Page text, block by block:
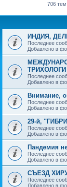
706 тем
ИНДИЯ,
Последнее
Добавлено в
Последнее
Добавлено в
Внимание,
Последнее
Добавлено в
29-й,
Последнее
Добавлено в
Пандемия
Последнее
Добавлено в
СЪЕЗД
Последнее
Добавлено в